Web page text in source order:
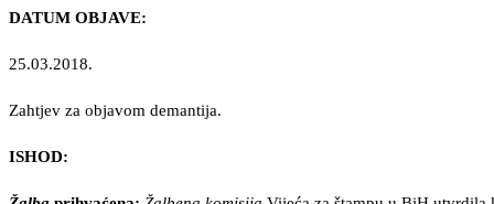
DATUM OBJAVE:
25.03.2018.
Zahtjev za objavom demantija.
ISHOD: